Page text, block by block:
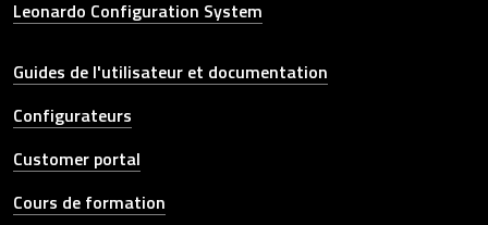
Leonardo Configuration System
Other link
Guides de l'utilisateur et documentation
Configurateurs
Customer portal
Cours de formation